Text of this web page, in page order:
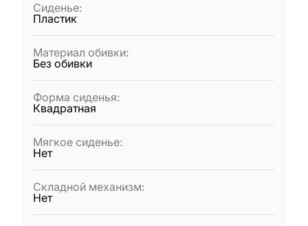
Сиденье:
Пластик
Материал обивки:
Без обивки
Форма сиденья:
Квадратная
Мягкое сиденье:
Нет
Складной механизм:
Нет